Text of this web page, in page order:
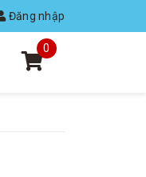
Đăng nhập
0